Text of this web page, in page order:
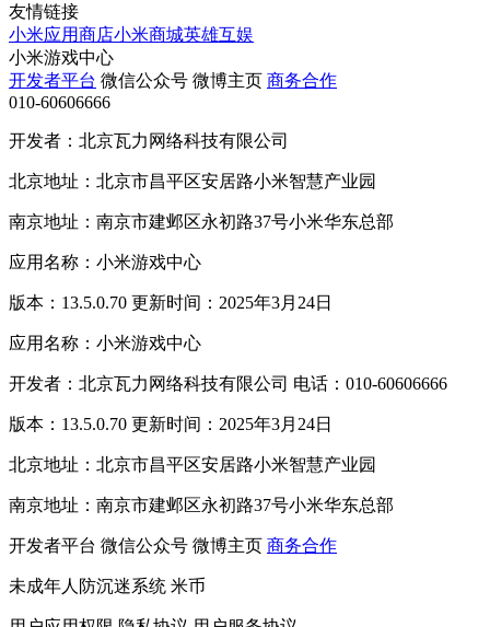
友情链接
小米应用商店小米商城英雄互娱
小米游戏中心
开发者平台 微信公众号 微博主页 商务合作
010-60606666
开发者：北京瓦力网络科技有限公司
北京地址：北京市昌平区安居路小米智慧产业园
南京地址：南京市建邺区永初路37号小米华东总部
应用名称：小米游戏中心
版本：13.5.0.70 更新时间：2025年3月24日
应用名称：小米游戏中心
开发者：北京瓦力网络科技有限公司 电话：010-60606666
版本：13.5.0.70 更新时间：2025年3月24日
北京地址：北京市昌平区安居路小米智慧产业园
南京地址：南京市建邺区永初路37号小米华东总部
开发者平台 微信公众号 微博主页 商务合作
未成年人防沉迷系统 米币